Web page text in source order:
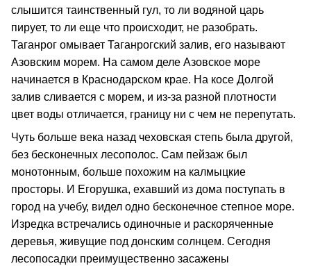
слышится таинственный гул, то ли водяной царь
пирует, то ли еще что происходит, не разобрать.
Таганрог омывает Таганрогский залив, его называют
Азовским морем. На самом деле Азовское море
начинается в Краснодарском крае. На косе Долгой
залив сливается с морем, и из-за разной плотности
цвет воды отличается, границу ни с чем не перепутать.
Чуть больше века назад чеховская степь была другой,
без бесконечных лесополос. Сам пейзаж был
монотонным, больше похожим на калмыцкие
просторы. И Егорушка, ехавший из дома поступать в
город на учебу, видел одно бесконечное степное море.
Изредка встречались одиночные и раскоряченные
деревья, живущие под донским солнцем. Сегодня
лесопосадки преимущественно засажены